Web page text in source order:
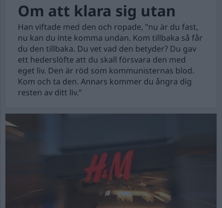
Om att klara sig utan
Han viftade med den och ropade, ”nu är du fast,
nu kan du inte komma undan. Kom tillbaka så får
du den tillbaka. Du vet vad den betyder? Du gav
ett hederslöfte att du skall försvara den med
eget liv. Den är röd som kommunisternas blod.
Kom och ta den. Annars kommer du ångra dig
resten av ditt liv.”